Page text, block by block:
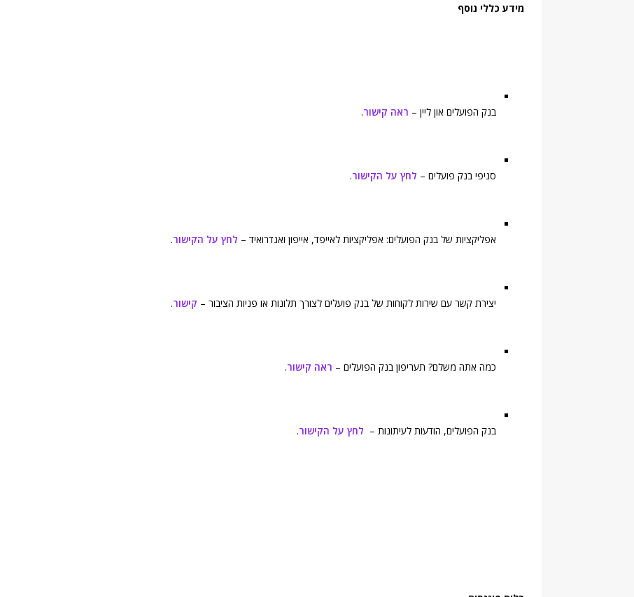
מידע כללי נוסף
בנק הפועלים און ליין – ראה קישור.
סניפי בנק פועלים – לחץ על הקישור.
אפליקציות של בנק הפועלים: אפליקציות לאייפד, אייפון ואנדרואיד – לחץ על הקישור.
יצירת קשר עם שירות לקוחות של בנק פועלים לצורך תלונות או פניות הציבור – קישור.
כמה אתה משלם? תעריפון בנק הפועלים – ראה קישור.
בנק הפועלים, הודעות לעיתונות – לחץ על הקישור.